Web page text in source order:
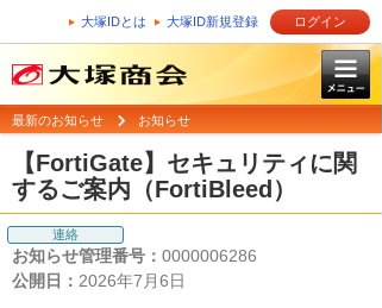
大塚IDとは 大塚ID新規登録 ログイン
最新のお知らせ お知らせ
【FortiGate】セキュリティに関
するご案内（FortiBleed）
連絡
お知らせ管理番号： 0000006286
公開日： 2026年7月6日